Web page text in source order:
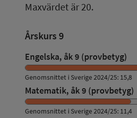
Maxvärdet är 20.
Årskurs 9
Engelska, åk 9 (provbetyg)
Genomsnittet i Sverige 2024/25: 15,8
Matematik, åk 9 (provbetyg)
Genomsnittet i Sverige 2024/25: 11,4